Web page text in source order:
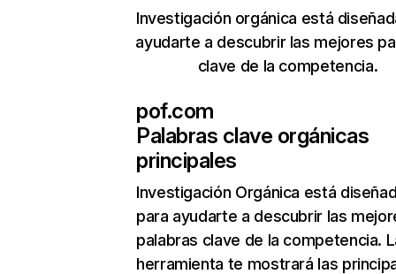
Investigación orgánica está
ayudarte a descubrir las mejores
clave de la competencia.
pof.com
Palabras clave orgánicas
principales
Investigación Orgánica está
para ayudarte a descubrir las
palabras clave de la competencia.
herramienta te mostrará las